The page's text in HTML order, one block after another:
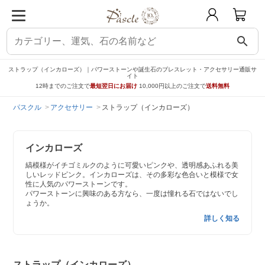
search
ストラップ（インカローズ）｜パワーストーンや誕生石のブレスレット・アクセサリー通販サ
イト
12時までのご注文で最短翌日にお届け 10,000円以上のご注文で送料無料
パスクル アクセサリー ストラップ（インカローズ）
インカローズ
縞模様がイチゴミルクのように可愛いピンクや、透明感あふれる美
しいレッドピンク。インカローズは、その多彩な色合いと模様で女
性に人気のパワーストーンです。
パワーストーンに興味のある方なら、一度は憧れる石ではないでし
ょうか。
詳しく知る